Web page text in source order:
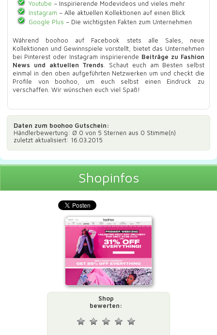
Youtube – Inspirierende Modevideos und vieles mehr
Instagram – Alle aktuellen Kollektionen auf einen Blick
Google Plus – Die wichtigsten Fakten zum Unternehmen
Während boohoo auf Facebook stets alle Sales, neue
Kollektionen und Gewinnspiele vorstellt, bietet das Unternehmen
bei Pinterest oder Instagram inspirierende Beiträge zu Fashion
News und aktuellen Trends . Schaut euch am Besten selbst
einmal in den oben aufgeführten Netzwerken um und checkt die
Profile von boohoo, um euch selbst einen Eindruck zu
verschaffen. Wir wünschen euch viel Spaß!
Daten zum boohoo Gutschein:
Händlerbewertung: Ø 0 von 5 Sternen aus 0 Stimme(n)
zuletzt aktualisiert: 16.03.2015
Shopinfos
Shop
bewerten: